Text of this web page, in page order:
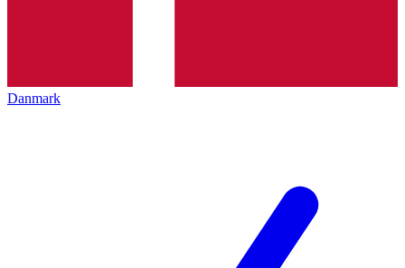
Danmark